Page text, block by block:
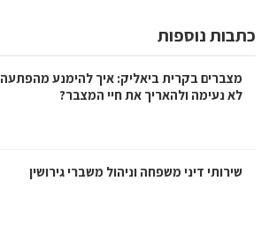
כתבות נוספות
מצברים בקרית ביאליק: איך להימנע מהפתעה
לא נעימה ולהאריך את חיי המצבר?
שירותי דיני משפחה וניהול משברי גירושין